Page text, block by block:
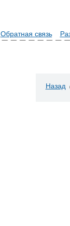
Обратная связь
Назад